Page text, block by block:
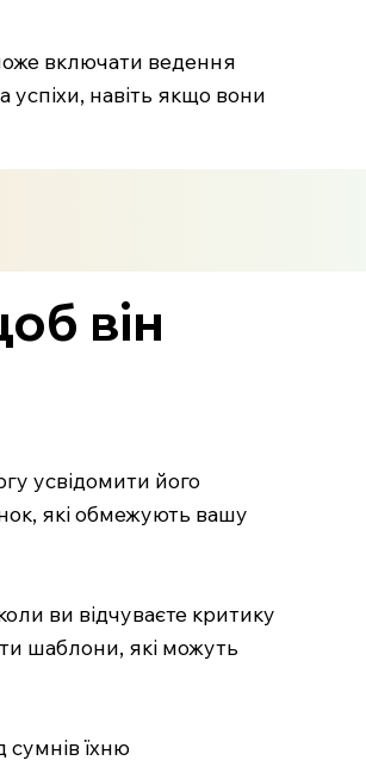
включати ведення
успіхи, навіть якщо вони
він
усвідомити його
які обмежують вашу
ви відчуваєте критику
шаблони, які можуть
сумнів їхню